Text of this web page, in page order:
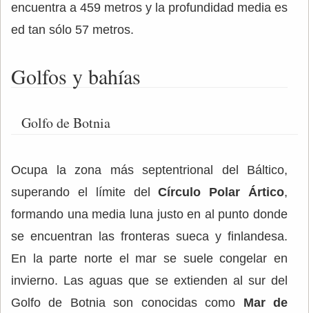
encuentra a 459 metros y la profundidad media es
ed tan sólo 57 metros.
Golfos y bahías
Golfo de Botnia
Ocupa la zona más septentrional del Báltico,
superando el límite delCírculo Polar Ártico,
formando una media luna justo en al punto donde
se encuentran las fronteras sueca y finlandesa.
En la parte norte el mar se suele congelar en
invierno. Las aguas que se extienden al sur del
Golfo de Botnia son conocidas como Mar de